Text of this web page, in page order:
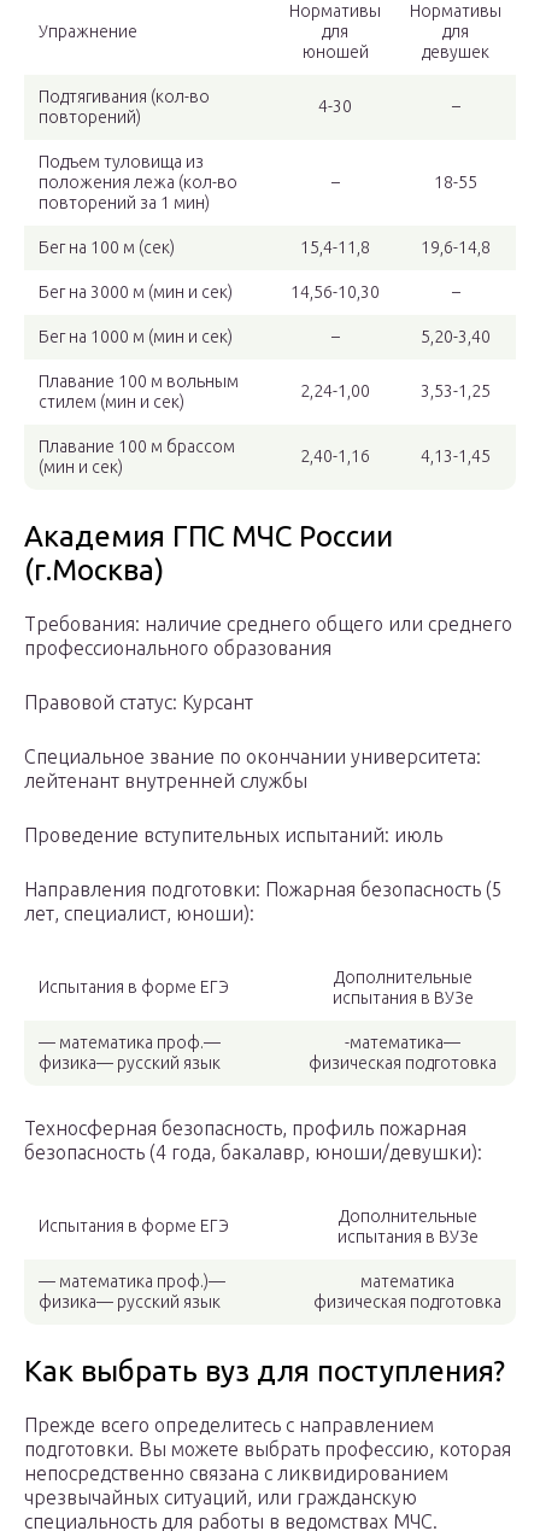
Упражнение
Нормативы
для
юношей
Нормативы
для
девушек
Подтягивания (кол-во
повторений)
4-30 –
Подъем туловища из
положения лежа (кол-во
повторений за 1 мин)
– 18-55
Бег на 100 м (сек) 15,4-11,8 19,6-14,8
Бег на 3000 м (мин и сек) 14,56-10,30 –
Бег на 1000 м (мин и сек) – 5,20-3,40
Плавание 100 м вольным
стилем (мин и сек)
2,24-1,00 3,53-1,25
Плавание 100 м брассом
(мин и сек)
2,40-1,16 4,13-1,45
Академия ГПС МЧС России
(г.Москва)
Требования: наличие среднего общего или среднего
профессионального образования
Правовой статус: Курсант
Специальное звание по окончании университета:
лейтенант внутренней службы
Проведение вступительных испытаний: июль
Направления подготовки: Пожарная безопасность (5
лет, специалист, юноши):
Испытания в форме ЕГЭ
Дополнительные
испытания в ВУЗе
— математика проф.—
физика— русский язык
-математика—
физическая подготовка
Техносферная безопасность, профиль пожарная
безопасность (4 года, бакалавр, юноши/девушки):
Испытания в форме ЕГЭ
Дополнительные
испытания в ВУЗе
— математика проф.)—
физика— русский язык
математика
физическая подготовка
Как выбрать вуз для поступления?
Прежде всего определитесь с направлением
подготовки. Вы можете выбрать профессию, которая
непосредственно связана с ликвидированием
чрезвычайных ситуаций, или гражданскую
специальность для работы в ведомствах МЧС.